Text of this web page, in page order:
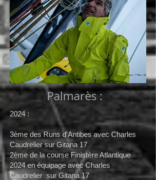
Palmarès :
2024 :
3ème des Runs d'Antibes avec Charles
Caudrelier sur Gitana 17
2ème de la course Finistère Atlantique
2024en équipage avecCharles
Caudrelier sur Gitana 17